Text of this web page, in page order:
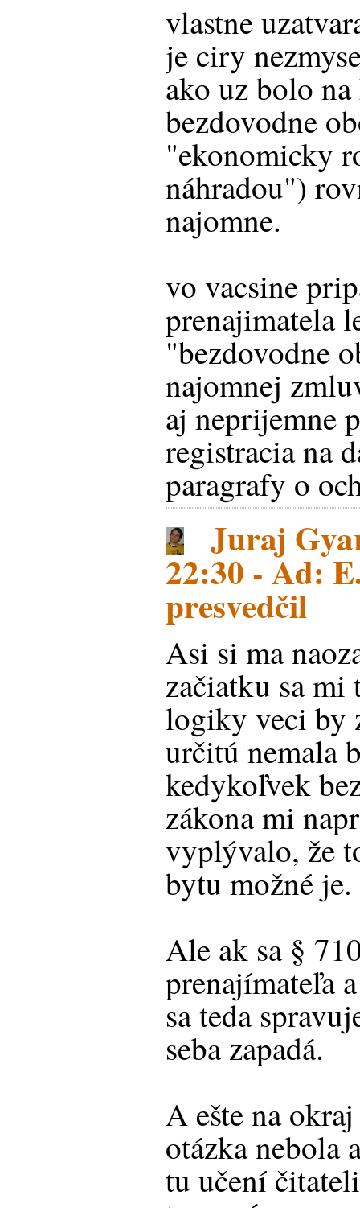
vlastne
je ciry
ako uz bolo
bezdovodne
"ekonomicky
náhradou")
najomne.
vo vacsine
prenajimatela
"bezdovodne
najomnej
aj neprijemne
registracia na
paragrafy o
Juraj
22:30 - Ad:
presvedčil
Asi si ma
začiatku sa mi
logiky veci by
určitú nemala
kedykoľvek
zákona mi
vyplývalo, že
bytu možné je.
Ale ak sa §
prenajímateľa
sa teda
seba zapadá.
A ešte na
otázka nebola
tu učení